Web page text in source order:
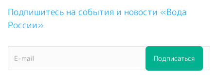
Подпишитесь на события и новости «Вода
России»